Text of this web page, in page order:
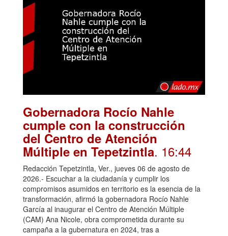
Gobernadora Rocío Nahle
cumple con la construcción
del Centro de Atención
Múltiple en Tepetzintla. 16:44
Redacción Tepetzintla, Ver., jueves 06 de agosto de
2026.- Escuchar a la ciudadanía y cumplir los
compromisos asumidos en territorio es la esencia de la
transformación, afirmó la gobernadora Rocío Nahle
García al inaugurar el Centro de Atención Múltiple
(CAM) Ana Nicole, obra comprometida durante su
campaña a la gubernatura en 2024, tras a